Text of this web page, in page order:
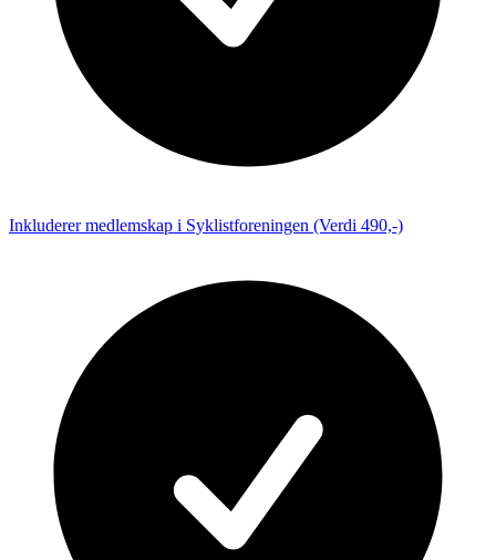
Inkluderer medlemskap i Syklistforeningen (Verdi 490,-)